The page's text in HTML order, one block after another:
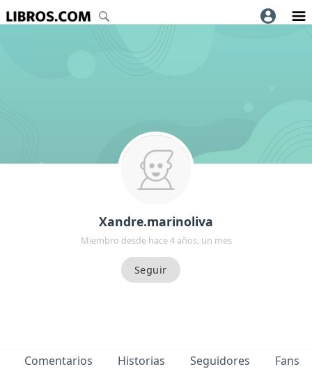
Xandre.marinoliva
Miembro desde hace 4 años, un mes
Comentarios Historias Seguidores Fans